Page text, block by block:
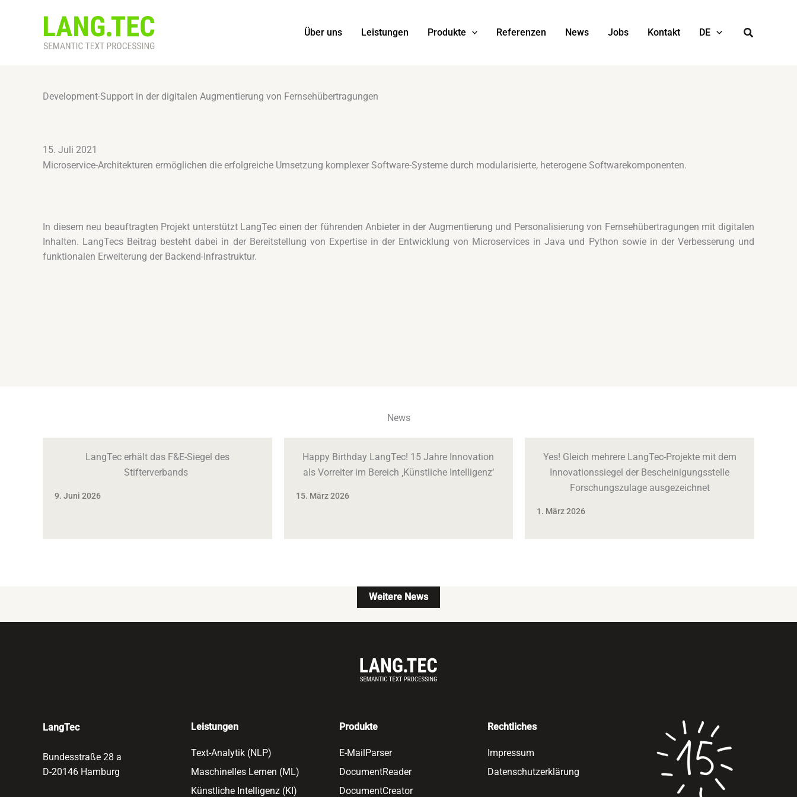
Über uns Leistungen Produkte Referenzen News Jobs Kontakt DE
Development-Support in der digitalen Augmentierung von Fernsehübertragungen
15. Juli 2021
Microservice-Architekturen ermöglichen die erfolgreiche Umsetzung komplexer Software-Systeme durch modularisierte, heterogene Softwarekomponenten.
In diesem neu beauftragten Projekt unterstützt LangTec einen der führenden Anbieter in der Augmentierung und Personalisierung von Fernsehübertragungen mit digitalen
Inhalten. LangTecs Beitrag besteht dabei in der Bereitstellung von Expertise in der Entwicklung von Microservices in Java und Python sowie in der Verbesserung und
funktionalen Erweiterung der Backend-Infrastruktur.
News
LangTec erhält das F&E-Siegel des
Stifterverbands
9. Juni 2026
Happy Birthday LangTec! 15 Jahre Innovation
als Vorreiter im Bereich ‚Künstliche Intelligenz‘
15. März 2026
Yes! Gleich mehrere LangTec-Projekte mit dem
Innovationssiegel der Bescheinigungsstelle
Forschungszulage ausgezeichnet
1. März 2026
Weitere News
LangTec
Bundesstraße 28 a
D-20146 Hamburg
Leistungen
Text-Analytik (NLP)
Maschinelles Lernen (ML)
Künstliche Intelligenz (KI)
Produkte
E-MailParser
DocumentReader
DocumentCreator
Rechtliches
Impressum
Datenschutzerklärung